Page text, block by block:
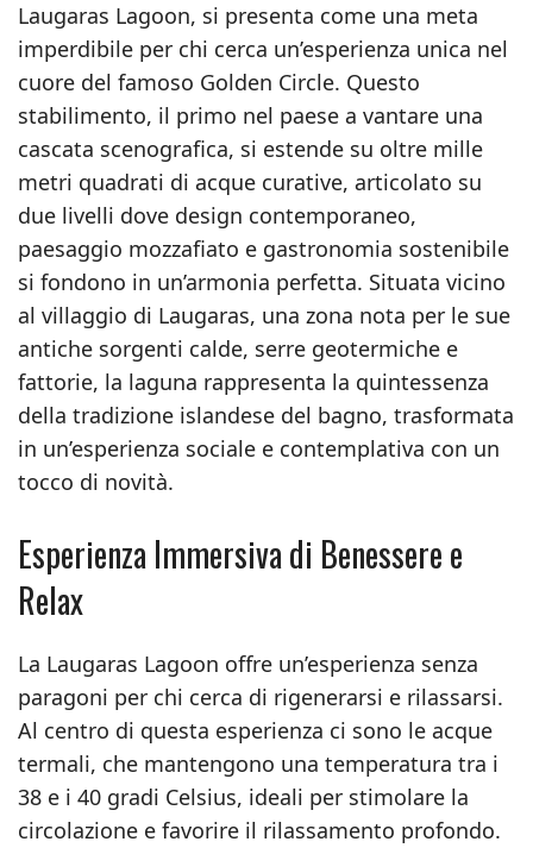
Laugaras Lagoon, si presenta come una meta
imperdibile per chi cerca un’esperienza unica nel
cuore del famoso Golden Circle. Questo
stabilimento, il primo nel paese a vantare una
cascata scenografica, si estende su oltre mille
metri quadrati di acque curative, articolato su
due livelli dove design contemporaneo,
paesaggio mozzafiato e gastronomia sostenibile
si fondono in un’armonia perfetta. Situata vicino
al villaggio di Laugaras, una zona nota per le sue
antiche sorgenti calde, serre geotermiche e
fattorie, la laguna rappresenta la quintessenza
della tradizione islandese del bagno, trasformata
in un’esperienza sociale e contemplativa con un
tocco di novità.
Esperienza Immersiva di Benessere e
Relax
La Laugaras Lagoon offre un’esperienza senza
paragoni per chi cerca di rigenerarsi e rilassarsi.
Al centro di questa esperienza ci sono le acque
termali, che mantengono una temperatura tra i
38 e i 40 gradi Celsius, ideali per stimolare la
circolazione e favorire il rilassamento profondo.